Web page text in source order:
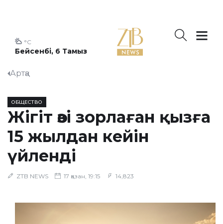
Бейсенбі, 6 Тамыз
°C
Артқа
ОБЩЕСТВО
Жігіт өзі зорлаған қызға
15 жылдан кейін
үйленді
ZTB NEWS 17 қазан, 19:15 14,823